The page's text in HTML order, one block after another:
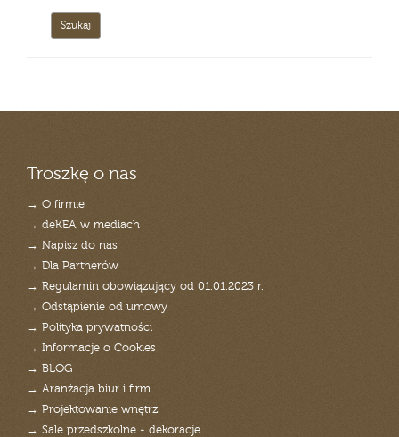
Troszkę o nas
→ O firmie
→ deKEA w mediach
→ Napisz do nas
→ Dla Partnerów
→ Regulamin obowiązujący od 01.01.2023 r.
→ Odstąpienie od umowy
→ Polityka prywatności
→ Informacje o Cookies
→ BLOG
→ Aranżacja biur i firm
→ Projektowanie wnętrz
→ Sale przedszkolne - dekoracje